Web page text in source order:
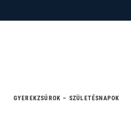
GYEREKZSÚROK – SZÜLETÉSNAPOK